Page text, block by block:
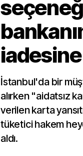
İstanbul'da bir
alırken "aidatsız
verilen karta
tüketici hakem
aldı.